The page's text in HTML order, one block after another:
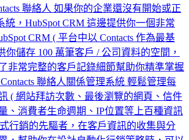
聯絡人 如果你的企業還沒有開始或正
統，HubSpot CRM 這邊提供你一個非常
CRM ( 平台中以 Contacts 作為最基
你儲存 100 萬筆客戶 / 公司資料的空間，
非常完整的客戶記錄細節幫助你精準掌握
聯絡人關係管理系統 輕鬆管理每
( 網站拜訪次數、最後瀏覽的網頁、信件
、消費者生命週期、IP位置等上百種資訊
行銷的先驅者，在客戶資訊的收集與分